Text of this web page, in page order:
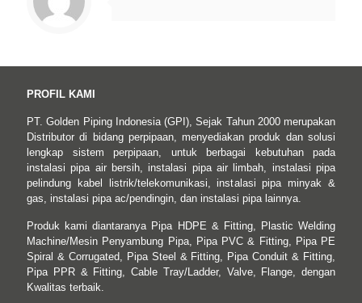
PROFIL KAMI
PT. Golden Piping Indonesia (GPI), Sejak Tahun 2000 merupakan
Distributor di bidang perpipaan, menyediakan produk dan solusi
lengkap sistem perpipaan, untuk berbagai kebutuhan pada
instalasi pipa air bersih, instalasi pipa air limbah, instalasi pipa
pelindung kabel listrik/telekomunikasi, instalasi pipa minyak &
gas, instalasi pipa ac/pendingin, dan instalasi pipa lainnya.
Produk kami diantaranya Pipa HDPE & Fitting, Plastic Welding
Machine/Mesin Penyambung Pipa, Pipa PVC & Fitting, Pipa PE
Spiral & Corrugated, Pipa Steel & Fitting, Pipa Conduit & Fitting,
Pipa PPR & Fitting, Cable Tray/Ladder, Valve, Flange, dengan
Kwalitas terbaik.